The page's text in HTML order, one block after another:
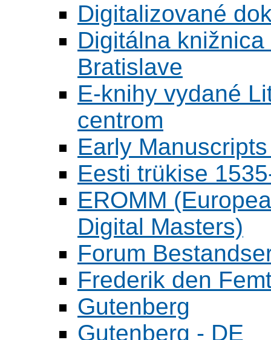
Digitalizované
Digitálna
Bratislave
E-knihy vydané
centrom
Early
Eesti trükise
EROMM
Digital Masters)
Forum
Frederik den
Gutenberg
Gutenberg - DE